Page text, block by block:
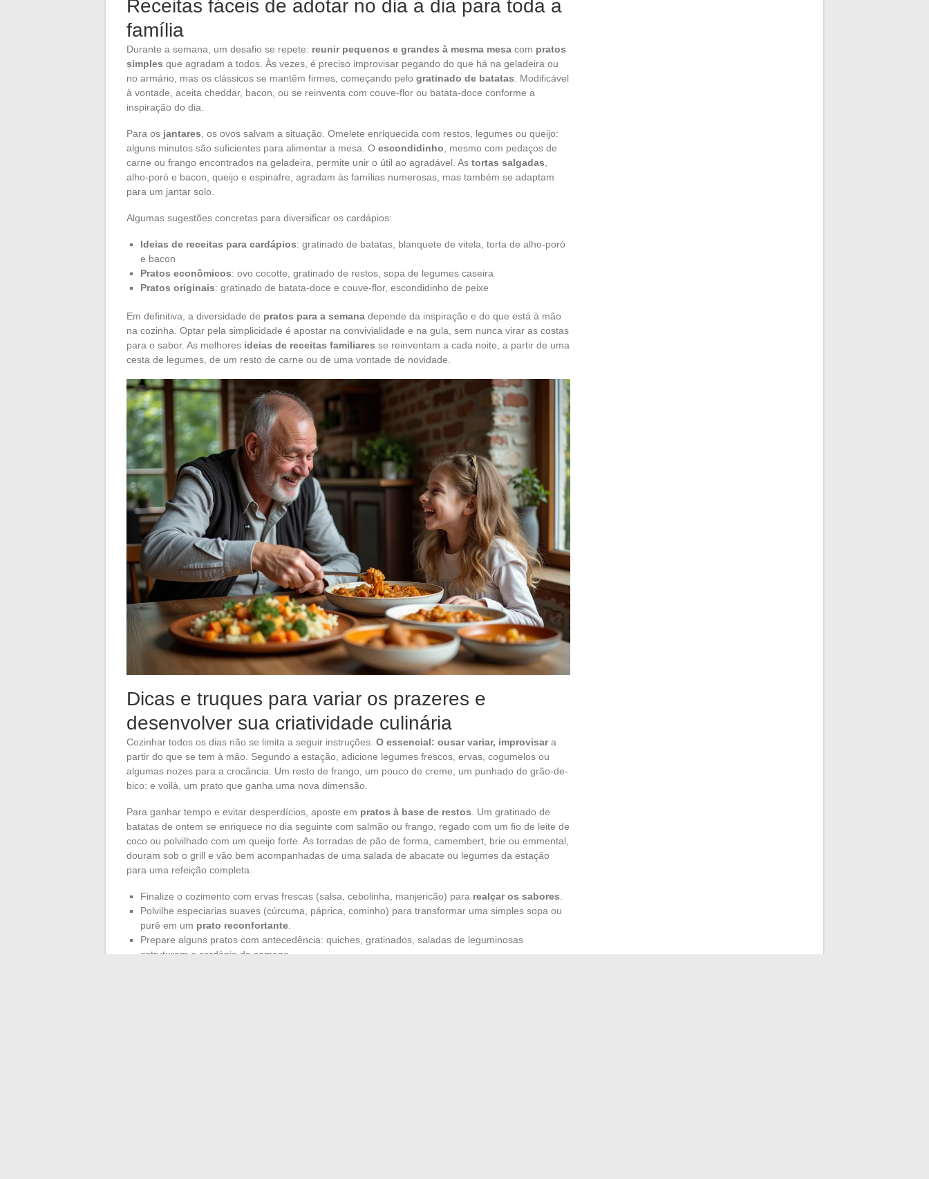
Receitas fáceis de adotar no dia a dia para toda a
família
Durante a semana, um desafio se repete: reunir pequenos e grandes à mesma mesa com pratos
simples que agradam a todos. Às vezes, é preciso improvisar pegando do que há na geladeira ou
no armário, mas os clássicos se mantêm firmes, começando pelo gratinado de batatas . Modificável
à vontade, aceita cheddar, bacon, ou se reinventa com couve-flor ou batata-doce conforme a
inspiração do dia.
Para os jantares , os ovos salvam a situação. Omelete enriquecida com restos, legumes ou queijo:
alguns minutos são suficientes para alimentar a mesa. O escondidinho , mesmo com pedaços de
carne ou frango encontrados na geladeira, permite unir o útil ao agradável. As tortas salgadas
alho-poró e bacon, queijo e espinafre, agradam às famílias numerosas, mas também se adaptam
para um jantar solo.
Algumas sugestões concretas para diversificar os cardápios:
Ideias de receitas para cardápios: gratinado de batatas, blanquete de vitela, torta de alho-poró
e bacon
Pratos econômicos: ovo cocotte, gratinado de restos, sopa de legumes caseira
Pratos originais: gratinado de batata-doce e couve-flor, escondidinho de peixe
Em definitiva, a diversidade de pratos para a semana depende da inspiração e do que está à mão
na cozinha. Optar pela simplicidade é apostar na convivialidade e na gula, sem nunca virar as costas
para o sabor. As melhores ideias de receitas familiares se reinventam a cada noite, a partir de uma
cesta de legumes, de um resto de carne ou de uma vontade de novidade.
Dicas e truques para variar os prazeres e
desenvolver sua criatividade culinária
Cozinhar todos os dias não se limita a seguir instruções. O essencial: ousar variar, improvisara
partir do que se tem à mão. Segundo a estação, adicione legumes frescos, ervas, cogumelos ou
algumas nozes para a crocância. Um resto de frango, um pouco de creme, um punhado de grão-de-
bico: e voilà, um prato que ganha uma nova dimensão.
Para ganhar tempo e evitar desperdícios, aposte em pratos à base de restos . Um gratinado de
batatas de ontem se enriquece no dia seguinte com salmão ou frango, regado com um fio de leite de
coco ou polvilhado com um queijo forte. As torradas de pão de forma, camembert, brie ou emmental,
douram sob o grill e vão bem acompanhadas de uma salada de abacate ou legumes da estação
para uma refeição completa.
Finalize o cozimento com ervas frescas (salsa, cebolinha, manjericão) para realçar os sabores
Polvilhe especiarias suaves (cúrcuma, páprica, cominho) para transformar uma simples sopa ou
purê em um prato reconfortante
Prepare alguns pratos com antecedência: quiches, gratinados, saladas de leguminosas
estruturam o cardápio da semana.